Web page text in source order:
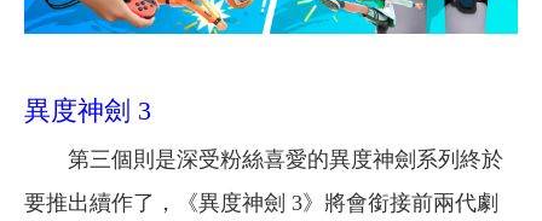
異度神劍 3
第三個則是深受粉絲喜愛的異度神劍系列終於
要推出續作了，《異度神劍 3》將會銜接前兩代劇